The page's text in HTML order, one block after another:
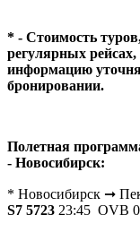
* - Стоимость
регулярных
информацию
бронировании.
Полетная
- Новосибирск:
* Новосибирск ➞
S7 5723 23:45 OVB